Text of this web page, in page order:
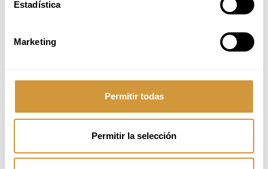
Estadística
Marketing
Permitir todas
Permitir la selección
¿Sientes que encajas en nuestro equipo? ¡no dudes en hacernos
localizarte.